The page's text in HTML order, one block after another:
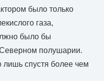
было только
газа,
было бы
полушарии.
лишь спустя более чем